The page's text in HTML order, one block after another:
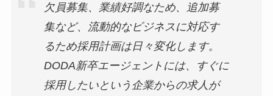
欠員募集、業績好調なため、追加募
集など、流動的なビジネスに対応す
るため採用計画は日々変化します。
DODA新卒エージェントには、すぐに
採用したいという企業からの求人が